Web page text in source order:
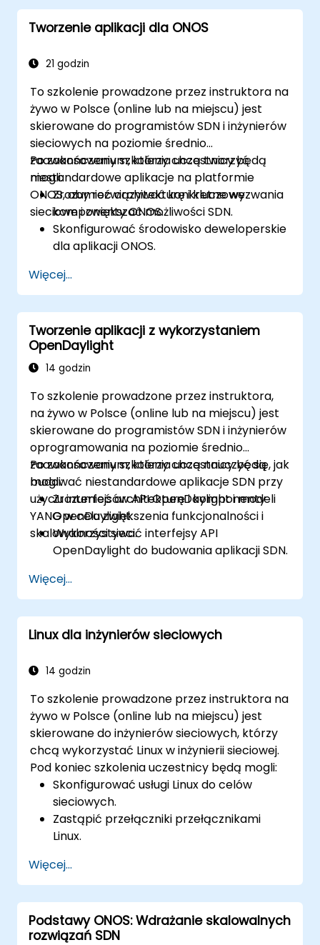
Tworzenie aplikacji dla ONOS
21 godzin
To szkolenie prowadzone przez instruktora na
żywo w Polsce (online lub na miejscu) jest
skierowane do programistów SDN i inżynierów
sieciowych na poziomie średnio
zaawansowanym, którzy chcą tworzyć
niestandardowe aplikacje na platformie
ONOS, aby rozwiązywać konkretne wyzwania
sieciowe i zwiększać możliwości SDN.
Po zakończeniu szkolenia uczestnicy będą
mogli:
Zrozumieć architekturę i kluczowe
komponenty ONOS.
Skonfigurować środowisko deweloperskie
dla aplikacji ONOS.
ONOS do zarządzania sieciami SDN.
Integrować aplikacje ONOS z
zewnętrznymi systemami i API.
Rozwiązywać problemy i optymalizować
aplikacje ONOS pod kątem wydajności i
skalowalności.
Więcej...
Tworzenie aplikacji z wykorzystaniem
OpenDaylight
14 godzin
To szkolenie prowadzone przez instruktora,
na żywo w Polsce (online lub na miejscu) jest
skierowane do programistów SDN i inżynierów
oprogramowania na poziomie średnio
zaawansowanym, którzy chcą nauczyć się, jak
budować niestandardowe aplikacje SDN przy
użyciu interfejsów API OpenDaylight i modeli
YANG w celu zwiększenia funkcjonalności i
skalowalności sieci.
Po zakończeniu szkolenia uczestnicy będą
mogli:
Zrozumieć architekturę i komponenty
OpenDaylight.
Wykorzystywać interfejsy API
OpenDaylight do budowania aplikacji SDN.
celu dostosowania sieci.
Wdrażań, testować i debugować
niestandardowe aplikacje w środowisku
OpenDaylight.
systemami i urządzeniami sieciowymi.
Więcej...
Linux dla inżynierów sieciowych
14 godzin
To szkolenie prowadzone przez instruktora na
żywo w Polsce (online lub na miejscu) jest
skierowane do inżynierów sieciowych, którzy
chcą wykorzystać Linux w inżynierii sieciowej.
Pod koniec szkolenia uczestnicy będą mogli:
Skonfigurować usługi Linux do celów
sieciowych.
Zastąpić przełączniki przełącznikami
Linux.
procesami.
Skonfigurować SDN do automatyzacji
konserwacji sieci.
Więcej...
Podstawy ONOS: Wdrażanie skalowalnych
rozwiązań SDN